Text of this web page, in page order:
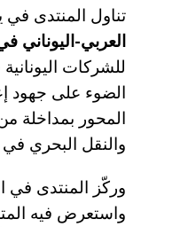
تناول المنتدى
العربي-اليوناني
للشركات
الضوء على جهود
المحور بمداخلة
والنقل البحري في
وركّز المنتدى في
واستعرض فيه